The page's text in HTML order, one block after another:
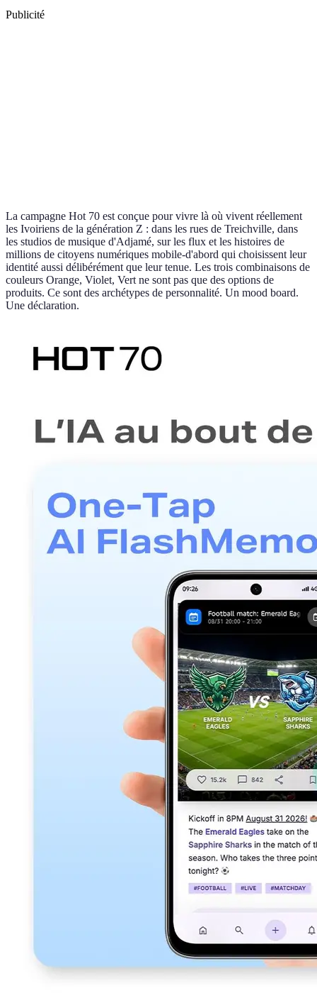
Publicité
La campagne Hot 70 est conçue pour vivre là où vivent réellement
les Ivoiriens de la génération Z : dans les rues de Treichville, dans
les studios de musique d'Adjamé, sur les flux et les histoires de
millions de citoyens numériques mobile-d'abord qui choisissent leur
identité aussi délibérément que leur tenue. Les trois combinaisons de
couleurs Orange, Violet, Vert ne sont pas que des options de
produits. Ce sont des archétypes de personnalité. Un mood board.
Une déclaration.